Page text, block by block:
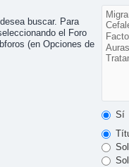
buscar. Para
el Foro
(en Opciones de
Sí